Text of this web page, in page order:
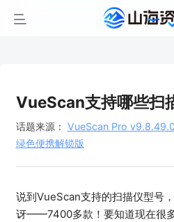
VueScan支持哪些扫
话题来源： VueScan Pro
绿色便携解锁版
说到VueScan支持的扫描仪型号
讶——7400多款！要知道现在很